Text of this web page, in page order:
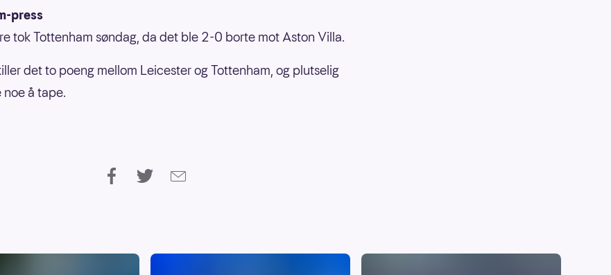
press
tok Tottenham søndag, da det ble 2-0 borte mot Aston Villa.
det to poeng mellom Leicester og Tottenham, og plutselig
å tape.